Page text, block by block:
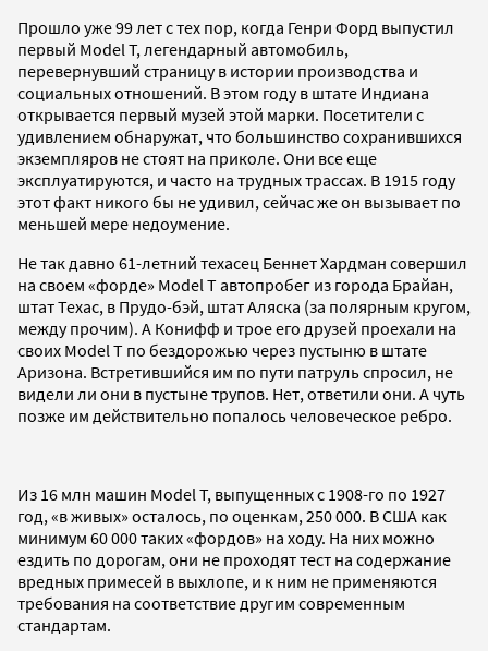
Прошло уже 99 лет с тех пор, когда Генри Форд выпустил
первый Model T, легендарный автомобиль,
перевернувший страницу в истории производства и
социальных отношений. В этом году в штате Индиана
открывается первый музей этой марки. Посетители с
удивлением обнаружат, что большинство сохранившихся
экземпляров не стоят на приколе. Они все еще
эксплуатируются, и часто на трудных трассах. В 1915 году
этот факт никого бы не удивил, сейчас же он вызывает по
меньшей мере недоумение.
Не так давно 61-летний техасец Беннет Хардман совершил
на своем «форде» Model T автопробег из города Брайан,
штат Техас, в Прудо-бэй, штат Аляска (за полярным кругом,
между прочим). А Конифф и трое его друзей проехали на
своих Model T по бездорожью через пустыню в штате
Аризона. Встретившийся им по пути патруль спросил, не
видели ли они в пустыне трупов. Нет, ответили они. А чуть
позже им действительно попалось человеческое ребро.
Из 16 млн машин Model T, выпущенных с 1908-го по 1927
год, «в живых» осталось, по оценкам, 250 000. В США как
минимум 60 000 таких «фордов» на ходу. На них можно
ездить по дорогам, они не проходят тест на содержание
вредных примесей в выхлопе, и к ним не применяются
требования на соответствие другим современным
стандартам.